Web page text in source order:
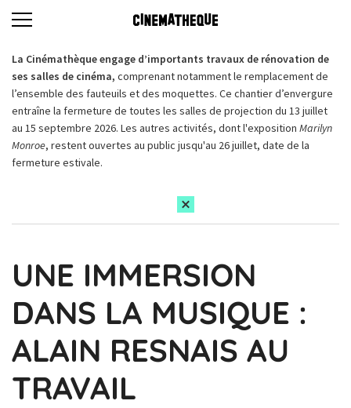
La Cinémathèque engage d’importants travaux de rénovation de
ses salles de cinéma, comprenant notamment le remplacement de
l’ensemble des fauteuils et des moquettes. Ce chantier d’envergure
entraîne la fermeture de toutes les salles de projection du 13 juillet
au 15 septembre 2026. Les autres activités, dont l'exposition Marilyn
Monroe, restent ouvertes au public jusqu'au 26 juillet, date de la
fermeture estivale.
UNE IMMERSION
DANS LA MUSIQUE :
ALAIN RESNAIS AU
TRAVAIL